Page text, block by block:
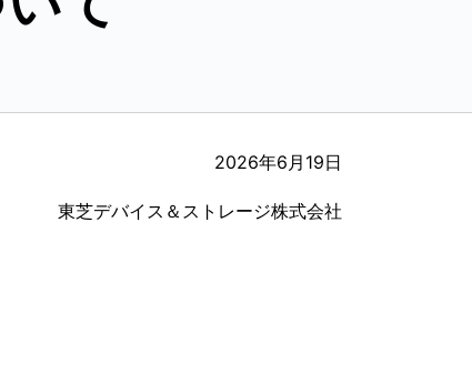
2026年6月19日
東芝デバイス＆ストレージ株式会社